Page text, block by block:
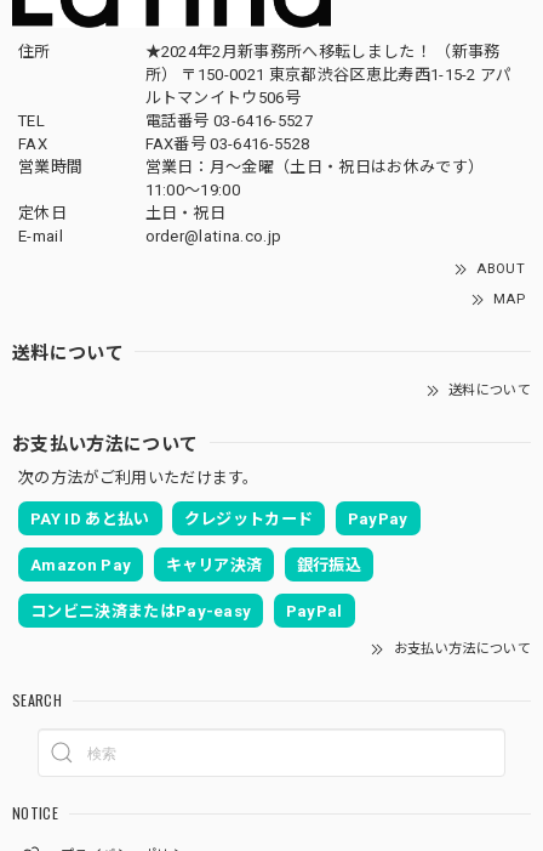
住所
★2024年2月新事務所へ移転しました！ （新事務
所） 〒150-0021 東京都渋谷区恵比寿西1-15-2 アパ
ルトマンイトウ506号
TEL
電話番号 03-6416-5527
FAX
FAX番号 03-6416-5528
営業時間
営業日：月〜金曜（土日・祝日はお休みです）
11:00〜19:00
定休日
土日・祝日
E-mail
order@latina.co.jp
ABOUT
MAP
送料について
送料について
お支払い方法について
次の方法がご利用いただけます。
PAY ID あと払い クレジットカード PayPay
Amazon Pay キャリア決済 銀行振込
コンビニ決済またはPay-easy PayPal
お支払い方法について
SEARCH
NOTICE